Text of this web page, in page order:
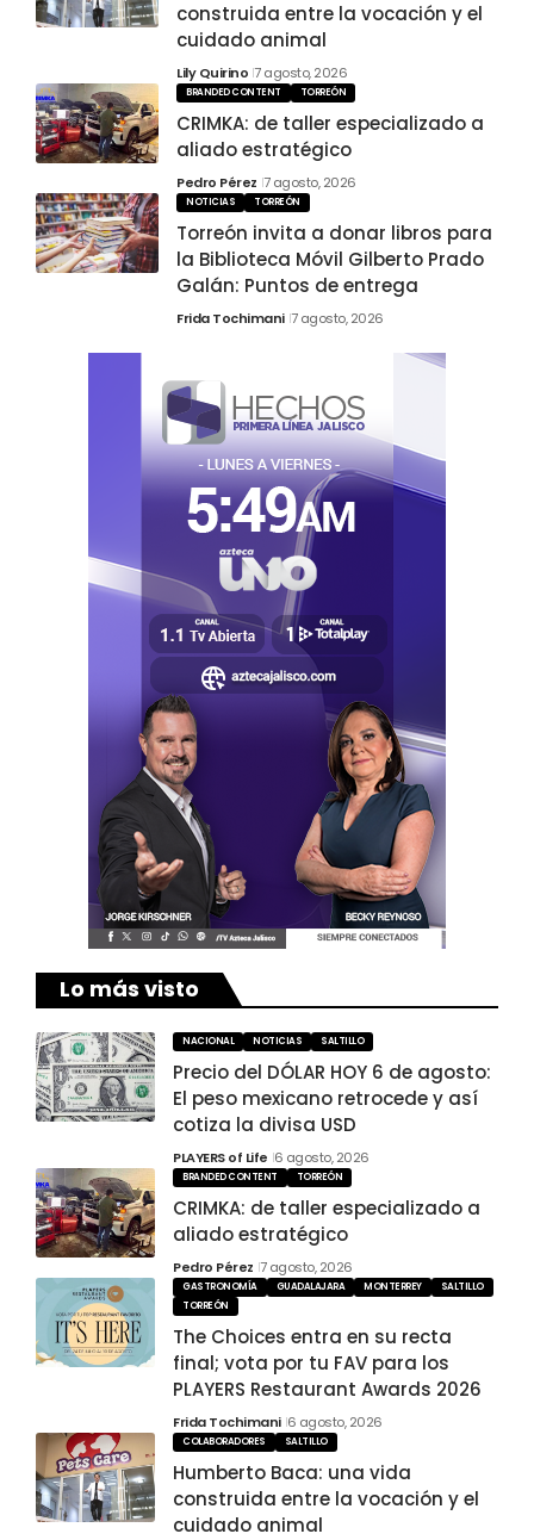
construida entre la vocación y el
cuidado animal
Lily Quirino 7 agosto, 2026
BRANDED CONTENT TORREÓN
CRIMKA: de taller especializado a
aliado estratégico
Pedro Pérez 7 agosto, 2026
NOTICIAS TORREÓN
Torreón invita a donar libros para
la Biblioteca Móvil Gilberto Prado
Galán: Puntos de entrega
Frida Tochimani 7 agosto, 2026
Lo más visto
NACIONAL NOTICIAS SALTILLO
Precio del DÓLAR HOY 6 de agosto:
El peso mexicano retrocede y así
cotiza la divisa USD
PLAYERS of Life 6 agosto, 2026
BRANDED CONTENT TORREÓN
CRIMKA: de taller especializado a
aliado estratégico
Pedro Pérez 7 agosto, 2026
GASTRONOMÍA GUADALAJARA MONTERREY
SALTILLO
TORREÓN
The Choices entra en su recta
final; vota por tu FAV para los
PLAYERS Restaurant Awards 2026
Frida Tochimani 6 agosto, 2026
COLABORADORES SALTILLO
Humberto Baca: una vida
construida entre la vocación y el
cuidado animal